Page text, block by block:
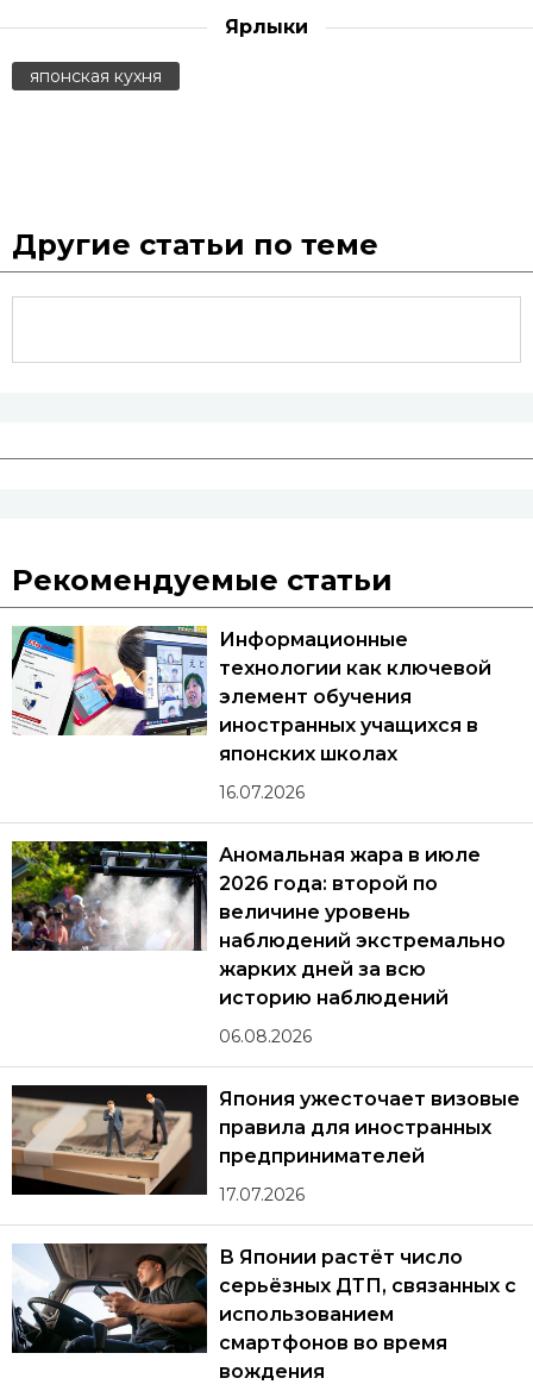
Ярлыки
японская кухня
Другие статьи по теме
Рекомендуемые статьи
Информационные
технологии как ключевой
элемент обучения
иностранных учащихся в
японских школах
16.07.2026
Аномальная жара в июле
2026 года: второй по
величине уровень
наблюдений экстремально
жарких дней за всю
историю наблюдений
06.08.2026
Япония ужесточает визовые
правила для иностранных
предпринимателей
17.07.2026
В Японии растёт число
серьёзных ДТП, связанных с
использованием
смартфонов во время
вождения